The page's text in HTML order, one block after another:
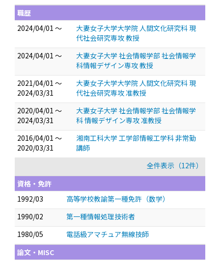
職歴
2024/04/01 ～
大妻女子大学大学院 人間文化研究科 現
代社会研究専攻 教授
2024/04/01 ～
大妻女子大学 社会情報学部 社会情報学
科情報デザイン専攻 教授
2021/04/01 ～
2024/03/31
大妻女子大学大学院 人間文化研究科 現
代社会研究専攻 准教授
2020/04/01 ～
2024/03/31
大妻女子大学 社会情報学部 社会情報学
科 情報デザイン専攻 准教授
2016/04/01 ～
2020/03/31
湘南工科大学 工学部情報工学科 非常勤
講師
全件表示（12件）
資格・免許
1992/03
高等学校教諭第一種免許（数学）
1990/02
第一種情報処理技術者
1980/05
電話級アマチュア無線技師
論文・MISC